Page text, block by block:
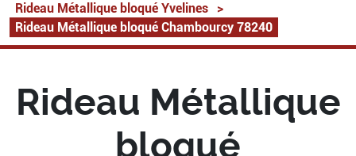
Rideau Métallique bloqué Yvelines
>
Rideau Métallique bloqué Chambourcy 78240
Rideau Métallique
bloqué